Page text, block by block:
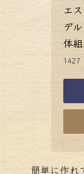
エ
デ
体
1427
簡単に作れ